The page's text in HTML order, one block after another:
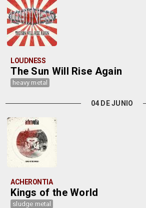
LOUDNESS
The Sun Will Rise Again
heavy metal
04 DE JUNIO
ACHERONTIA
Kings of the World
sludge metal